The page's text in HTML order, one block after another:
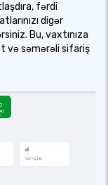
fərdi
digər
Bu, vaxtınıza
və səmərəli sifariş